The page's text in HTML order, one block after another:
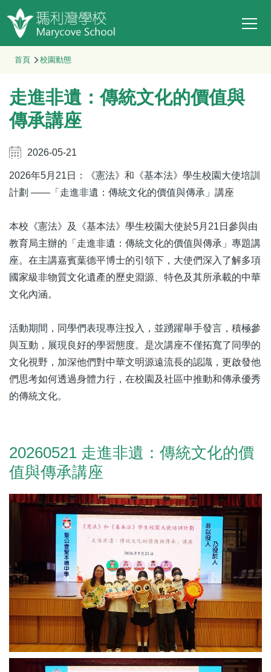
移至主內容
導
連
結
首頁 校園動態
走進非遺：傳統文化的價值與
傳承講座
2026-05-21
2026年5月 21 日：《憲法》和《基本法》學生校園大使培訓
計劃 —— 「走進非遺：傳統文化的價值與傳承」講座
本校《憲法》及《基本法》學生校園大使於5月 21 日參與由
教育局主辦的「走進非遺：傳統文化的價值與傳承」專題講
座。在主講嘉賓葉德平博士的引領下，大使們深入了解多項
國家級非物質文化遺產的歷史淵源、特色及其所承載的中華
文化內涵。
活動期間，同學們表現專注投入，並踴躍舉手發言，積極參
與互動，展現良好的學習態度。是次講座不僅拓寬了同學的
文化視野，加深他們對中華文明源遠流長的認識，更啟發他
們思考如何透過身體力行，在校園及社區中推動和傳承優秀
的傳統文化。
20260521 走進非遺：傳統文化的價
值與傳承講座